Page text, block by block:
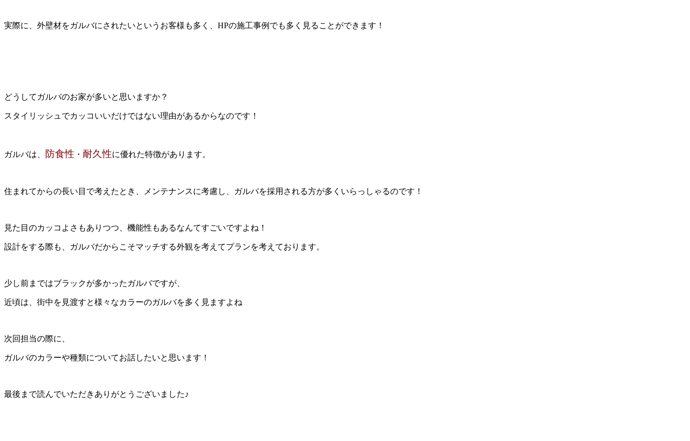
実際に、外壁材をガルバにされたいというお客様も多く、HPの施工事例でも多く見ることができます！
どうしてガルバのお家が多いと思いますか？
スタイリッシュでカッコいいだけではない理由があるからなのです！
ガルバは、 防食性 ・ 耐久性に優れた特徴があります。
住まれてからの長い目で考えたとき、メンテナンスに考慮し、ガルバを採用される方が多くいらっしゃるのです！
見た目のカッコよさもありつつ、機能性もあるなんてすごいですよね！
設計をする際も、ガルバだからこそマッチする外観を考えてプランを考えております。
少し前まではブラックが多かったガルバですが、
近頃は、街中を見渡すと様々なカラーのガルバを多く見ますよね
次回担当の際に、
ガルバのカラーや種類についてお話したいと思います！
最後まで読んでいただきありがとうございました♪